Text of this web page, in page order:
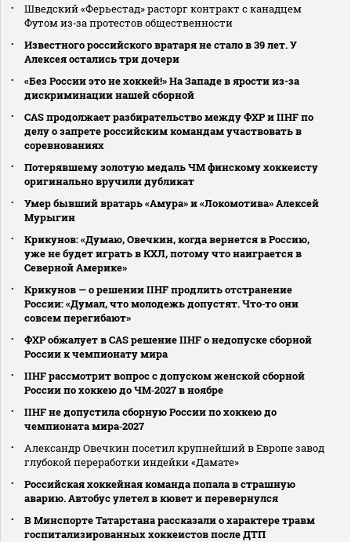
Шведский «Ферьестад» расторг контракт с канадцем
Футом из‑за протестов общественности
Известного российского вратаря не стало в 39 лет. У
Алексея остались три дочери
«Без России это не хоккей!» На Западе в ярости из-за
дискриминации нашей сборной
CAS продолжает разбирательство между ФХР и IIHF по
делу о запрете российским командам участвовать в
соревнованиях
Потерявшему золотую медаль ЧМ финскому хоккеисту
оригинально вручили дубликат
Умер бывший вратарь «Амура» и «Локомотива» Алексей
Мурыгин
Крикунов: «Думаю, Овечкин, когда вернется в Россию,
уже не будет играть в КХЛ, потому что наиграется в
Северной Америке»
Крикунов — о решении IIHF продлить отстранение
России: «Думал, что молодежь допустят. Что‑то они
совсем перегибают»
ФХР обжалует в CAS решение IIHF о недопуске сборной
России к чемпионату мира
IIHF рассмотрит вопрос с допуском женской сборной
России по хоккею до ЧМ‑2027 в ноябре
IIHF не допустила сборную России по хоккею до
чемпионата мира‑2027
Александр Овечкин посетил крупнейший в Европе завод
глубокой переработки индейки «Дамате»
Российская хоккейная команда попала в страшную
аварию. Автобус улетел в кювет и перевернулся
В Минспорте Татарстана рассказали о характере травм
госпитализированных хоккеистов после ДТП